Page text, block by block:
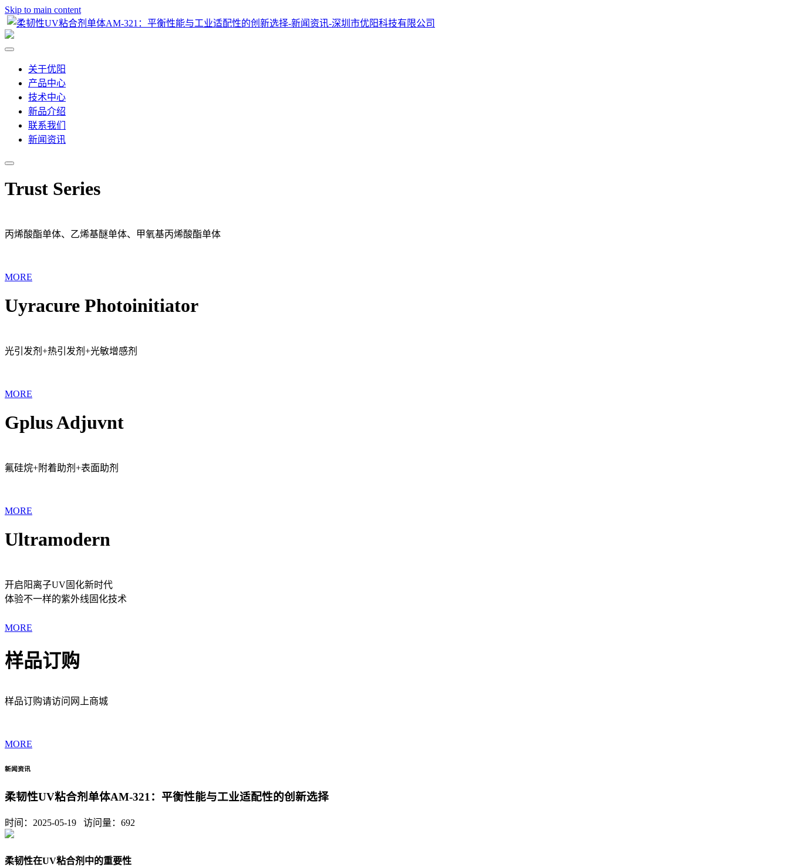
Skip to main content
关于优阳
产品中心
技术中心
新品介绍
联系我们
新闻资讯
Trust Series
丙烯酸酯单体、乙烯基醚单体、甲氧基丙烯酸酯单体
MORE
Uyracure Photoinitiator
光引发剂+热引发剂+光敏增感剂
MORE
Gplus Adjuvnt
氟硅烷+附着助剂+表面助剂
MORE
Ultramodern
开启阳离子UV固化新时代
体验不一样的紫外线固化技术
MORE
样品订购
样品订购请访问网上商城
MORE
新闻资讯
柔韧性UV粘合剂单体AM-321：平衡性能与工业适配性的创新选择
时间：2025-05-19 访问量： 692
柔韧性在UV粘合剂中的重要性